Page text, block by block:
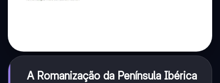
A Romanização da Península Ibérica